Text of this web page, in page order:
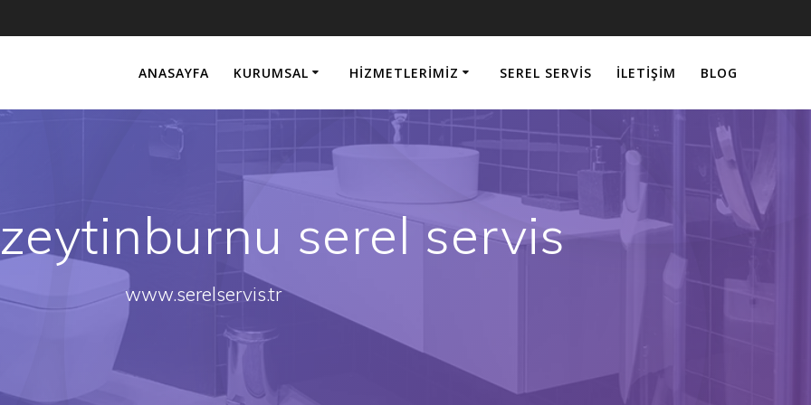
ANASAYFA KURUMSAL HIZMETLERIMIZ SEREL SERVIS İLETIŞIM BLOG
zeytinburnu serel servis
www.serelservis.tr